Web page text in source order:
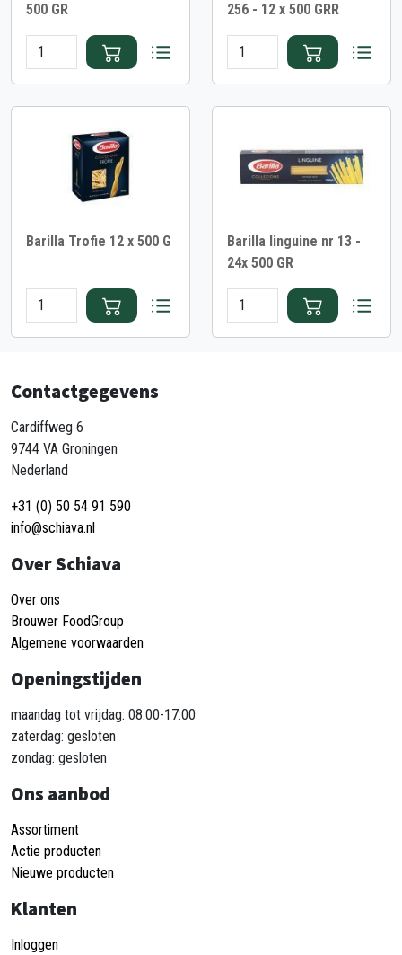
500 GR
256 - 12 x 500 GRR
Barilla Trofie 12 x 500 G
Barilla linguine nr 13 -
24x 500 GR
Contactgegevens
Cardiffweg 6
9744 VA Groningen
Nederland
+31 (0) 50 54 91 590
info@schiava.nl
Over Schiava
Over ons
Brouwer FoodGroup
Algemene voorwaarden
Openingstijden
maandag tot vrijdag: 08:00-17:00
zaterdag: gesloten
zondag: gesloten
Ons aanbod
Assortiment
Actie producten
Nieuwe producten
Klanten
Inloggen